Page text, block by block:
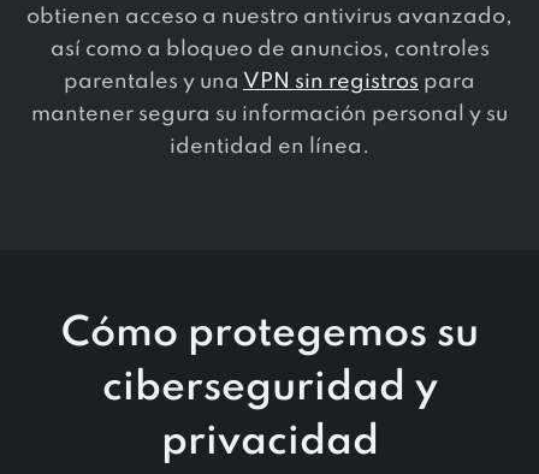
obtienen acceso a nuestro antivirus avanzado,
así como a bloqueo de anuncios, controles
parentales y una VPN sin registros para
mantener segura su información personal y su
identidad en línea.
Cómo protegemos su
ciberseguridad y
privacidad